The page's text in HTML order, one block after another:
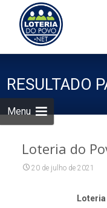
Menu
RESULTADO
Loteria do
20 de julho de 2021